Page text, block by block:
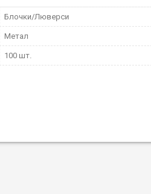
Блочки/Люверси
Метал
100 шт.